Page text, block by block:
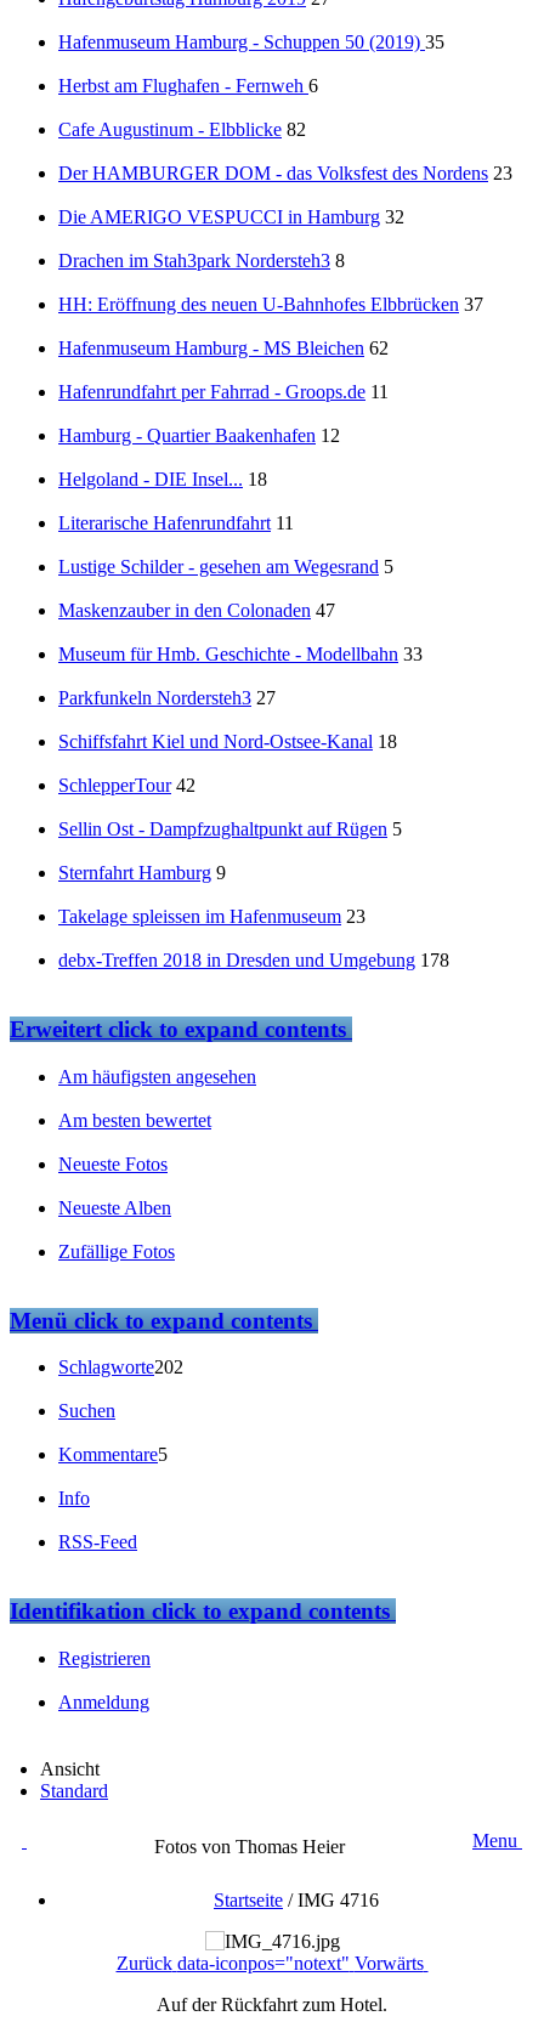
Hafenmuseum Hamburg - Schuppen 50 (2019) 35
Herbst am Flughafen - Fernweh 6
Cafe Augustinum - Elbblicke 82
Der HAMBURGER DOM - das Volksfest des Nordens 23
Die AMERIGO VESPUCCI in Hamburg 32
Drachen im Stah3park Nordersteh3 8
HH: Eröffnung des neuen U-Bahnhofes Elbbrücken 37
Hafenmuseum Hamburg - MS Bleichen 62
Hafenrundfahrt per Fahrrad - Groops.de 11
Hamburg - Quartier Baakenhafen 12
Helgoland - DIE Insel... 18
Literarische Hafenrundfahrt 11
Lustige Schilder - gesehen am Wegesrand 5
Maskenzauber in den Colonaden 47
Museum für Hmb. Geschichte - Modellbahn 33
Parkfunkeln Nordersteh3 27
Schiffsfahrt Kiel und Nord-Ostsee-Kanal 18
SchlepperTour 42
Sellin Ost - Dampfzughaltpunkt auf Rügen 5
Sternfahrt Hamburg 9
Takelage spleissen im Hafenmuseum 23
debx-Treffen 2018 in Dresden und Umgebung 178
Erweitertclick to expand contents
Am häufigsten angesehen
Am besten bewertet
Neueste Fotos
Neueste Alben
Zufällige Fotos
Menüclick to expand contents
Schlagworte202
Suchen
Kommentare5
Info
RSS-Feed
Identifikationclick to expand contents
Registrieren
Anmeldung
Ansicht
Standard
Fotos von Thomas Heier Menu
Startseite /IMG 4716
Zurück data-iconpos="notext" Vorwärts
Auf der Rückfahrt zum Hotel.